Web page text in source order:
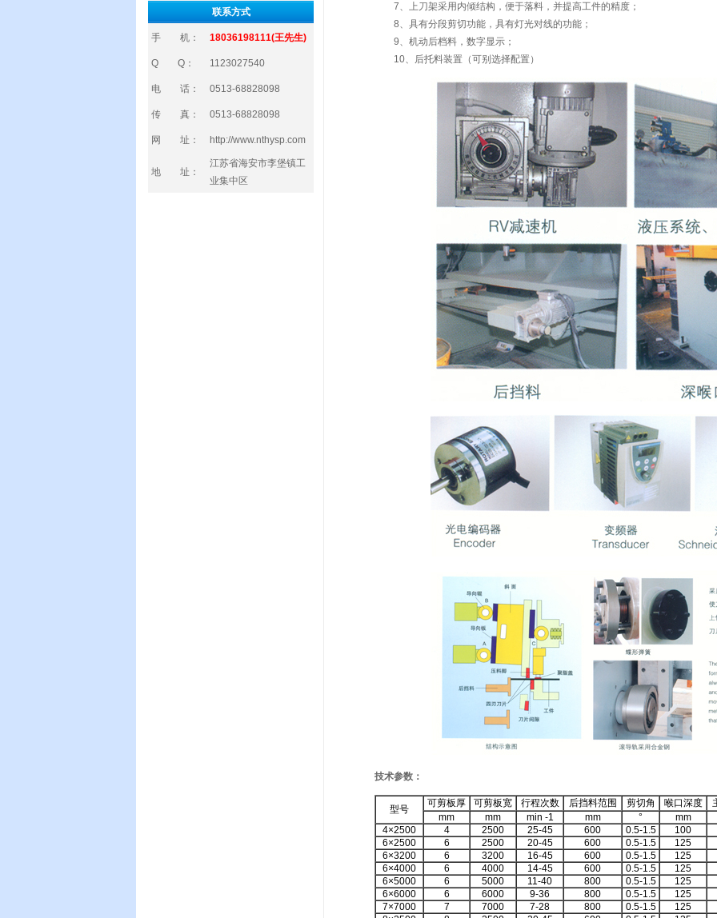
联系方式
手 机： 18036198111(王先生)
Q Q： 1123027540
电 话： 0513-68828098
传 真： 0513-68828098
网 址： http://www.nthysp.com
地 址：
江苏省海安市李堡镇工
业集中区
7、上刀架采用内倾结构，便于落料，并提高工件的精度；
8、具有分段剪切功能，具有灯光对线的功能；
9、机动后档料，数字显示；
10、后托料装置（可别选择配置）
技术参数：
型号
可剪板厚 可剪板宽 行程次数 后挡料范围 剪切角 喉口深度
mm
mm min -1 mm °
mm
4×2500
4 2500 25-45 600 0.5-1.5
100
6×2500
6 2500 20-45 600 0.5-1.5
125
6×3200
6 3200 16-45 600 0.5-1.5
125
6×4000
6 4000 14-45 600 0.5-1.5
125
6×5000
6 5000 11-40 800 0.5-1.5
125
6×6000
6 6000 9-36 800 0.5-1.5
125
7×7000
7 7000 7-28 800 0.5-1.5
125